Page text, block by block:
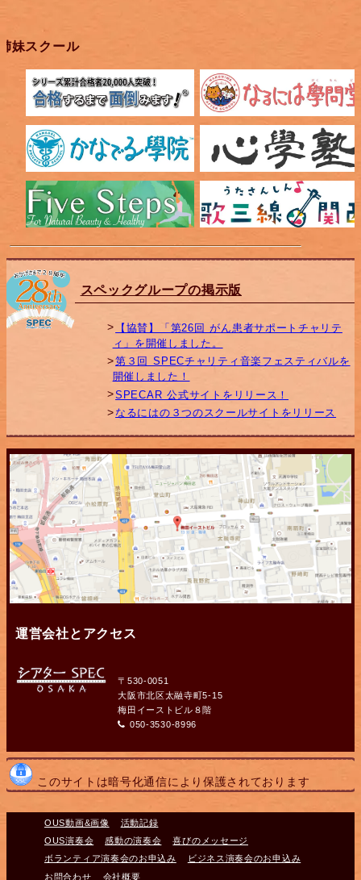
妹スクール
スペックグループの掲示版
【協賛】「第26回 がん患者サポートチャリテ
ィ」を開催しました。
第３回 SPECチャリティ音楽フェスティバルを
開催しました！
SPECAR 公式サイトをリリース！
なるにはの３つのスクールサイトをリリース
運営会社とアクセス
〒530-0051
大阪市北区太融寺町5-15
梅田イーストビル８階
050-3530-8996
このサイトは暗号化通信により保護されております
OUS動画&画像
活動記録
OUS演奏会
感動の演奏会
喜びのメッセージ
ボランティア演奏会のお申込み
ビジネス演奏会のお申込み
お問合わせ
会社概要